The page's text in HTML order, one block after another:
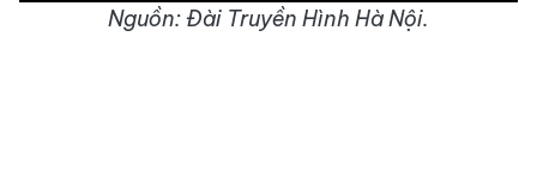
Nguồn: Đài Truyền Hình Hà Nội.